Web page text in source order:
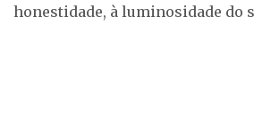
honestidade, à luminosidade do